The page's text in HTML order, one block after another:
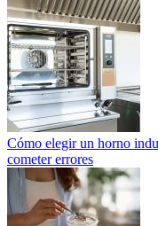
Cómo elegir un horno
cometer errores